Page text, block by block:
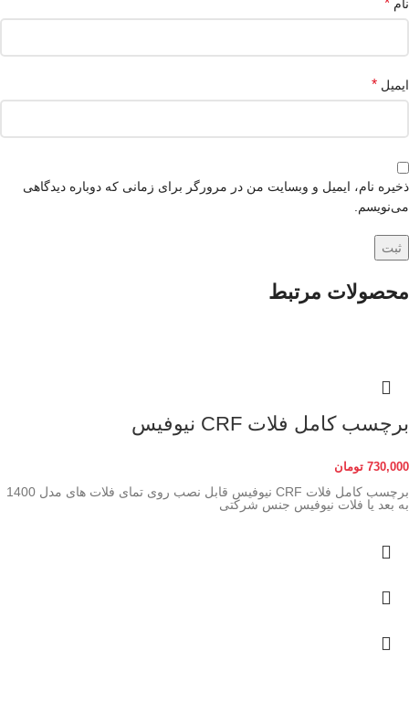
نام *
ایمیل *
ذخیره نام، ایمیل و وبسایت من در مرورگر برای زمانی که دوباره دیدگاهی
می‌نویسم.
محصولات مرتبط
برچسب کامل فلات CRF نیوفیس
730,000 تومان
برچسب کامل فلات CRF نیوفیس قابل نصب روی تمای فلات های مدل 1400
به بعد یا فلات نیوفیس جنس شرکتی